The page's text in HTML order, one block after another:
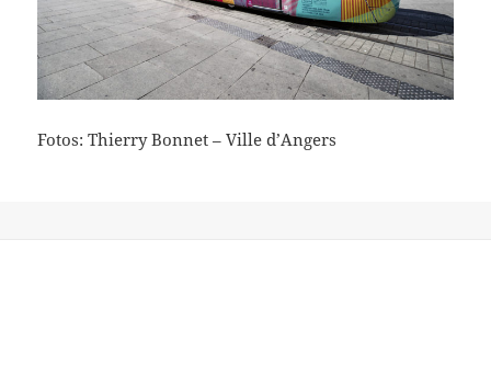
Fotos: Thierry Bonnet – Ville d’Angers